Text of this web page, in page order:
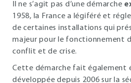
Il ne s’agit pas d’une démarche
1958, la France a légiféré et
de certaines installations qui
majeur pour le fonctionnement
conflit et de crise.
Cette démarche fait également
développée depuis 2006 sur la